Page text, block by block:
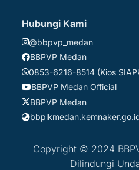
Hubungi Kami
@bbpvp_medan
BBPVP Medan
0853-6216-8514 (Kios
BBPVP Medan Official
BBPVP Medan
Copyright © 2024
Dilindungi